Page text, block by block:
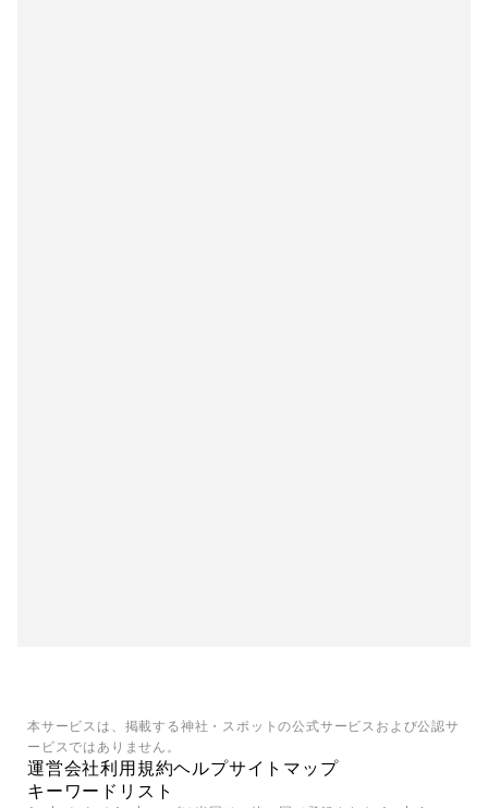
本サービスは、掲載する神社・スポットの公式サービスおよび公認サ
ービスではありません。
運営会社利用規約ヘルプサイトマップ
キーワードリスト